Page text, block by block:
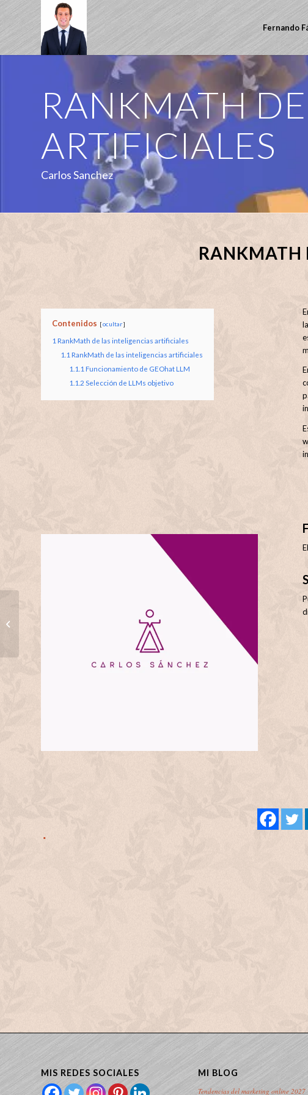
Fernando
RANKMATH
ARTIFICIALES
Carlos Sanchez
RANKMATH
Contenidos ocultar
1 RankMath de las inteligencias artificiales
1.1 RankMath de las inteligencias artificiales
1.1.1 Funcionamiento de GEOhat LLM
1.1.2 Selección de LLMs objetivo
MIS REDES SOCIALES MI BLOG
Tendencias del marketing online 2027